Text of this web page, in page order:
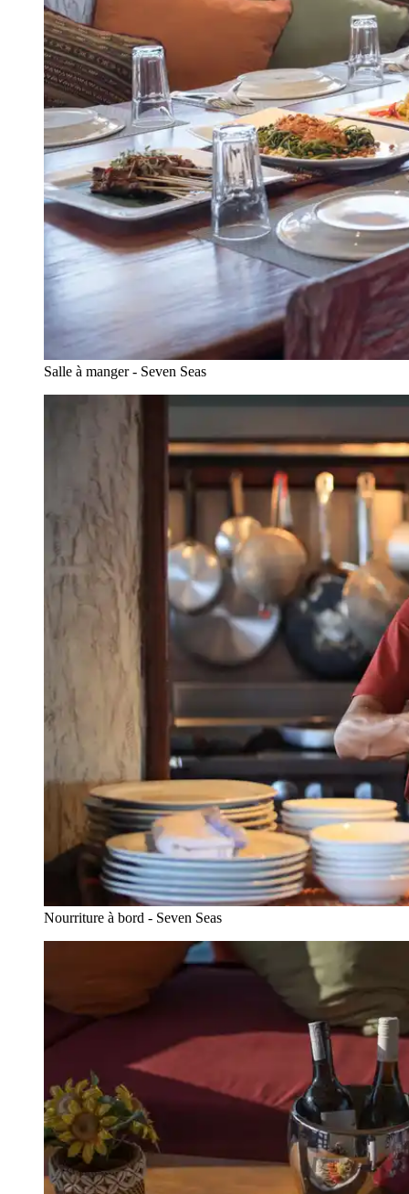
Salle à manger - Seven Seas
Nourriture à bord - Seven Seas